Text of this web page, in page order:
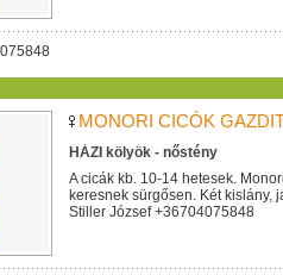
MONORI CICÓK
HÁZI kölyök - nőstény
A cicák kb. 10-14 hetesek.
keresnek sürgősen. Két kislány,
Stiller József +36704075848